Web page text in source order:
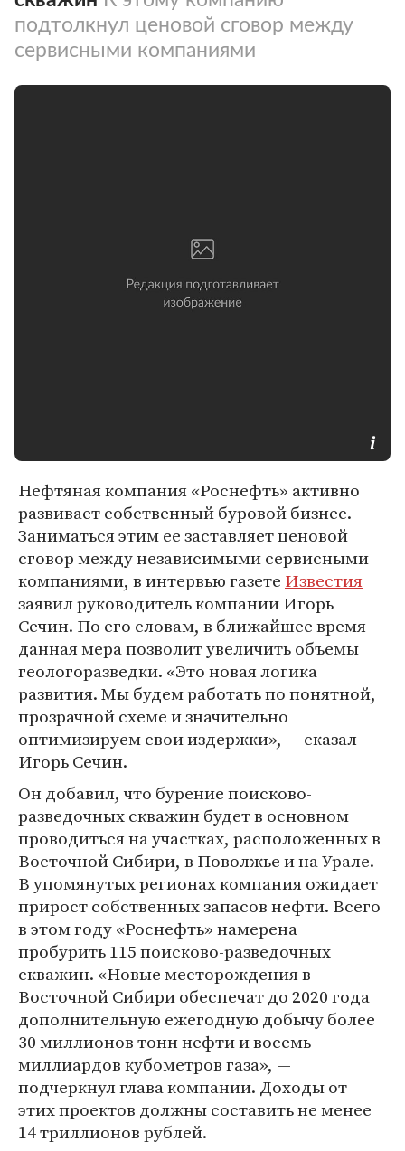
подтолкнул ценовой сговор между
сервисными компаниями
Нефтяная компания «Роснефть» активно
развивает собственный буровой бизнес.
Заниматься этим ее заставляет ценовой
сговор между независимыми сервисными
компаниями, в интервью газете Известия
заявил руководитель компании Игорь
Сечин. По его словам, в ближайшее время
данная мера позволит увеличить объемы
геологоразведки. «Это новая логика
развития. Мы будем работать по понятной,
прозрачной схеме и значительно
оптимизируем свои издержки», — сказал
Игорь Сечин.
Он добавил, что бурение поисково-
разведочных скважин будет в основном
проводиться на участках, расположенных в
Восточной Сибири, в Поволжье и на Урале.
В упомянутых регионах компания ожидает
прирост собственных запасов нефти. Всего
в этом году «Роснефть» намерена
пробурить 115 поисково-разведочных
скважин. «Новые месторождения в
Восточной Сибири обеспечат до 2020 года
дополнительную ежегодную добычу более
30 миллионов тонн нефти и восемь
миллиардов кубометров газа», —
подчеркнул глава компании. Доходы от
этих проектов должны составить не менее
14 триллионов рублей.